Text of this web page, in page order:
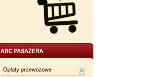
ABC PASAŻERA
Opłaty przewozowe